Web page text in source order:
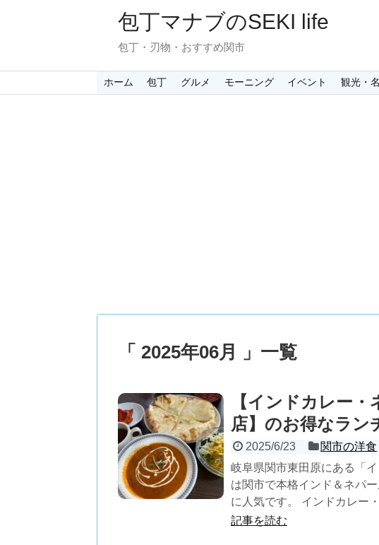
包丁マナブのSEKI life
包丁・刃物・おすすめ関市
ホーム 包丁 グルメ モーニング イベント 観光・
「 2025年06月 」一覧
【インドカレー
店】のお得なラン
2025/6/23
関市の洋食
岐阜県関市東田原にある「
は関市で本格インド＆ネパ
に人気です。 インドカレー
記事を読む